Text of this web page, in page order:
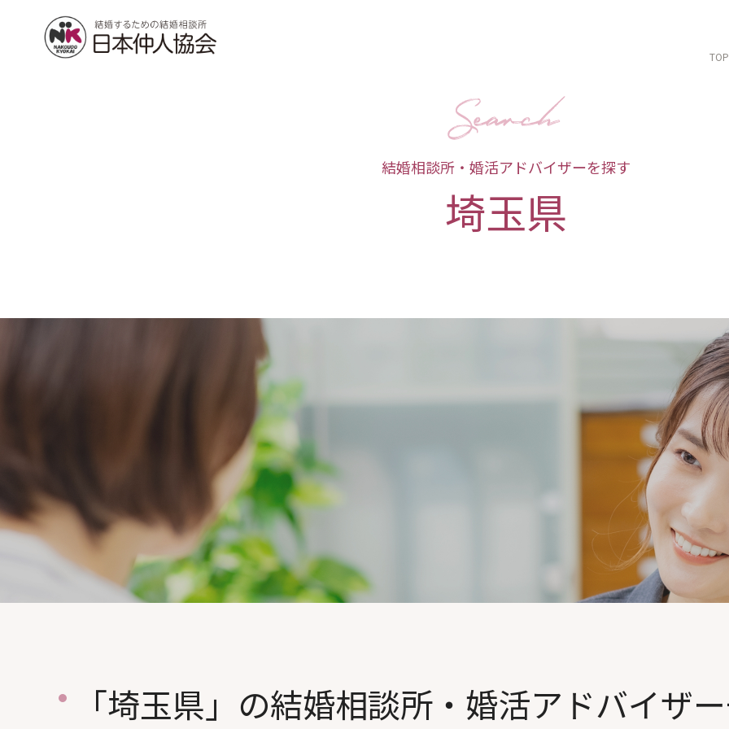
TOP
結婚相談所・婚活アドバイザーを探す
埼玉県
「埼玉県」の結婚相談所・婚活アドバイザ